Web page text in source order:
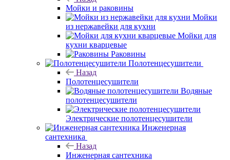
Мойки и раковины
Мойки
из нержавейки для кухни
Мойки для
кухни кварцевые
Раковины
Полотенцесушители
Назад
Полотенцесушители
Водяные
полотенцесушители
Электрические полотенцесушители
Инженерная
сантехника
Назад
Инженерная сантехника